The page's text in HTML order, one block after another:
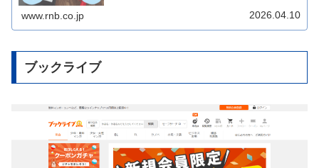
www.rnb.co.jp 2026.04.10
ブックライブ